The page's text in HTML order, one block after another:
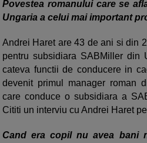
Povestea romanului care se
Ungaria a celui mai important
Andrei Haret are 43 de ani si din
pentru subsidiara SABMiller din
cateva functii de conducere in
devenit primul manager roman
care conduce o subsidiara a
Cititi un interviu cu Andrei Haret pe
Cand era copil nu avea bani